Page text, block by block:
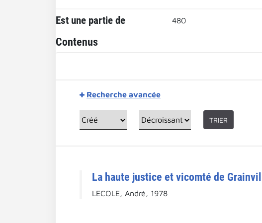
Est une partie de 480
Contenus
Recherche avancée
TRIER
La haute justice et vicomté de
LECOLE, André, 1978